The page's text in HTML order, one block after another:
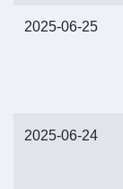
2025-06-25
2025-06-24